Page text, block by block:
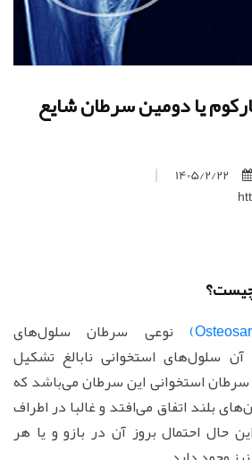
یا دومین سرطان شایع
1405/2/22
نوعی سرطان سلول‌های
سلول‌های استخوانی نابالغ تشکیل
استخوانی این سرطان می‌باشد که
بلند اتفاق می‌افتد و غالبا در اطراف
حال احتمال بروز آن در بازو و یا هر